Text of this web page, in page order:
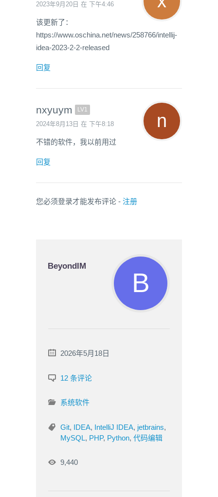
2023年9月20日 在 下午4:46
该更新了：
https://www.oschina.net/news/258766/intellij-
idea-2023-2-2-released
回复
nxyuym LV1
2024年8月13日 在 下午8:18
不错的软件，我以前用过
回复
您必须登录才能发布评论 - 注册
BeyondIM
2026年5月18日
12 条评论
系统软件
Git, IDEA, IntelliJ IDEA, jetbrains,
MySQL, PHP, Python, 代码编辑
9,440